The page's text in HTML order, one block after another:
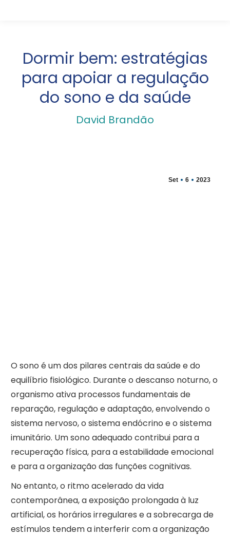
Dormir bem: estratégias
para apoiar a regulação
do sono e da saúde
David Brandão
Set 6 2023
O sono é um dos pilares centrais da saúde e do
equilíbrio fisiológico. Durante o descanso noturno, o
organismo ativa processos fundamentais de
reparação, regulação e adaptação, envolvendo o
sistema nervoso, o sistema endócrino e o sistema
imunitário. Um sono adequado contribui para a
recuperação física, para a estabilidade emocional
e para a organização das funções cognitivas.
No entanto, o ritmo acelerado da vida
contemporânea, a exposição prolongada à luz
artificial, os horários irregulares e a sobrecarga de
estímulos tendem a interferir com a organização